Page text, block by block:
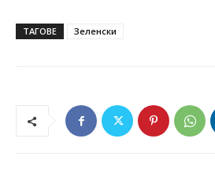
ТАГОВЕ Зеленски